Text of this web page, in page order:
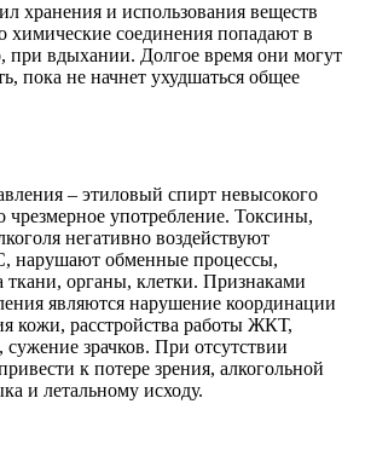
хранения и использования веществ
химические соединения попадают в
при вдыхании. Долгое время они могут
пока не начнет ухудшаться общее
– этиловый спирт невысокого
чрезмерное употребление. Токсины,
негативно воздействуют
нарушают обменные процессы,
ткани, органы, клетки. Признаками
являются нарушение координации
кожи, расстройства работы ЖКТ,
сужение зрачков. При отсутствии
к потере зрения, алкогольной
и летальному исходу.